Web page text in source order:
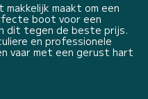
maakt om een
boot voor een
dit tegen de beste prijs.
en professionele
vaar met een gerust hart